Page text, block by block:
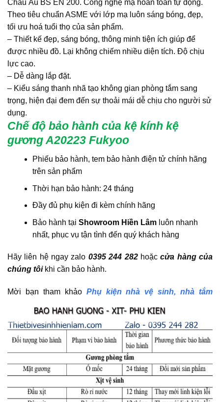
Châu Âu BS EN 200. Công nghệ mạ hoàn toàn tự động.
Theo tiêu chuẩn ASME với lớp mạ luôn sáng bóng, đẹp,
tối ưu hoá tuổi thọ của sản phẩm.
– Thiết kế đẹp, sáng bóng, thông minh tiện ích giúp để
được nhiều đồ. Lại không chiếm nhiều diện tích. Độ chịu
lực cao.
– Dễ dàng lắp đặt.
– Kiểu sáng thanh nhã tạo không gian phòng tắm sang
trọng, hiện đại đem đến sự thoải mái dễ chịu cho người sử
dụng.
Chế độ bảo hành của kệ kính kệ
gương A20223 Fukyoo
Phiếu bảo hành, tem bảo hành điện tử chính hãng
trên sản phẩm
Thời hạn bảo hành: 24 tháng
Đầy đủ phụ kiện đi kèm chính hãng
Bảo hành tại Showroom Hiền Lâmluôn nhanh
nhất, phục vụ tận tình đến quý khách hàng
Hãy liên hệ ngay zalo 0395 244 282hoặccửa hàng của
chúng tôikhi cần bảo hành.
Mời bạn tham khảo Phụ kiện nhà vệ sinh, nhà tắm